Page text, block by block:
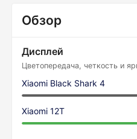
Обзор
Дисплей
Цветопередача, четкость и
Xiaomi Black Shark 4
Xiaomi 12T